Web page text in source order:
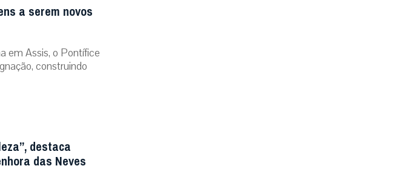
a serem novos
em Assis, o Pontífice
construindo
destaca
das Neves